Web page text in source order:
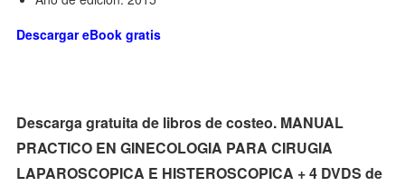
Descargar eBook gratis
Descarga gratuita de libros de costeo. MANUAL
PRACTICO EN GINECOLOGIA PARA CIRUGIA
LAPAROSCOPICA E HISTEROSCOPICA + 4 DVDS de